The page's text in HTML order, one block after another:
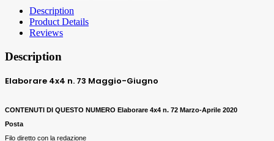
Description
Product Details
Reviews
Description
Elaborare 4x4 n. 73 Maggio-Giugno
CONTENUTI DI QUESTO NUMERO Elaborare 4x4 n. 72 Marzo-Aprile 2020
Posta
Filo diretto con la redazione